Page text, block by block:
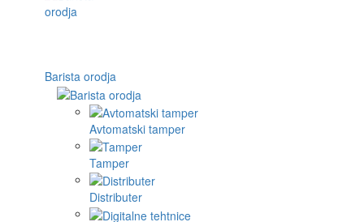
Barista orodja
Avtomatski tamper
Tamper
Distributer